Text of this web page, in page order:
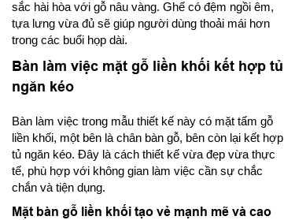
sắc hài hòa với gỗ nâu vàng. Ghế có đệm ngồi êm,
tựa lưng vừa đủ sẽ giúp người dùng thoải mái hơn
trong các buổi họp dài.
Bàn làm việc mặt gỗ liền khối kết hợp tủ
ngăn kéo
Bàn làm việc trong mẫu thiết kế này có mặt tấm gỗ
liền khối, một bên là chân bàn gỗ, bên còn lại kết hợp
tủ ngăn kéo. Đây là cách thiết kế vừa đẹp vừa thực
tế, phù hợp với không gian làm việc cần sự chắc
chắn và tiện dụng.
Mặt bàn gỗ liền khối tạo vẻ mạnh mẽ và cao